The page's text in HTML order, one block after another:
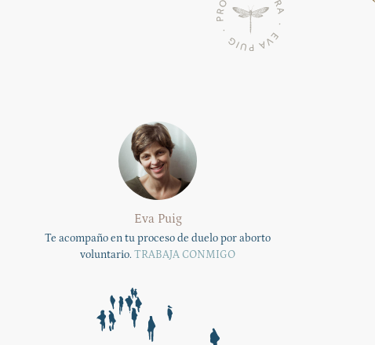
Eva Puig
Te acompaño en tu proceso de duelo por aborto
voluntario.TRABAJA CONMIGO